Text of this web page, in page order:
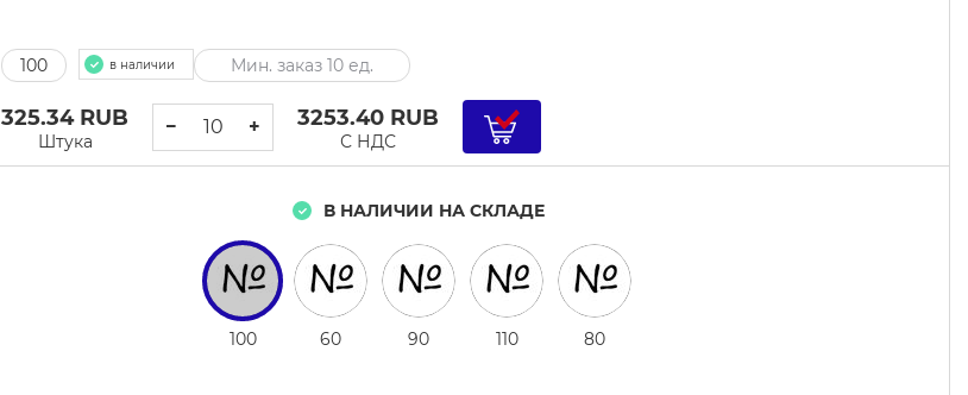
100 в наличии Мин. заказ 10 ед.
325.34 RUB
Штука
− + 3253.40 RUB
С НДС
В НАЛИЧИИ НА СКЛАДЕ
100 60 90 110 80